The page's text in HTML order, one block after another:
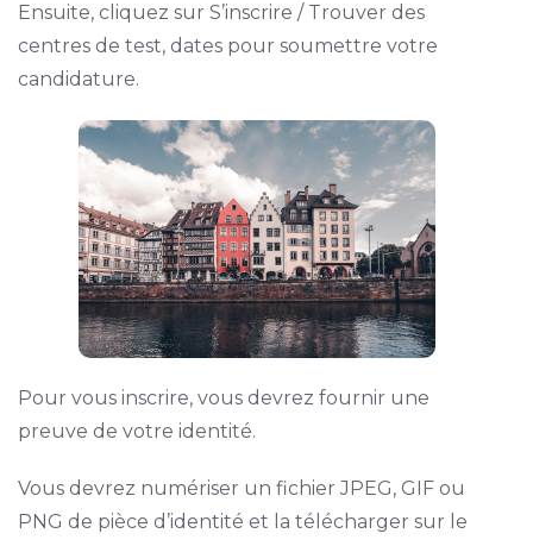
Ensuite, cliquez sur S’inscrire / Trouver des
centres de test, dates pour soumettre votre
candidature.
Pour vous inscrire, vous devrez fournir une
preuve de votre identité.
Vous devrez numériser un fichier JPEG, GIF ou
PNG de pièce d’identité et la télécharger sur le